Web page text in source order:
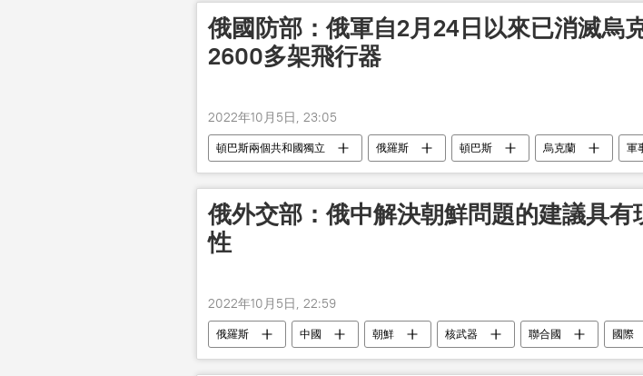
俄國防部：俄軍自2月24日以來已消滅烏
2600多架飛行器
2022年10月5日, 23:05
頓巴斯兩個共和國獨立 俄羅斯 頓巴斯 烏克蘭 軍
俄外交部：俄中解決朝鮮問題的建議具有
性
2022年10月5日, 22:59
俄羅斯 中國 朝鮮 核武器 聯合國 國際